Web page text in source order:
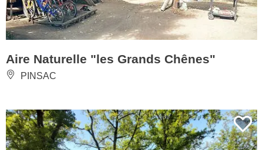
Aire Naturelle "les Grands Chênes"
PINSAC